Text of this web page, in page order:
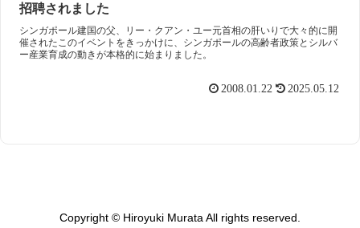
招聘されました
シンガポール建国の父、リー・クアン・ユー元首相の肝いりで大々的に開
催されたこのイベントをきっかけに、シンガポールの高齢者政策とシルバ
ー産業育成の動きが本格的に始まりました。
2008.01.22 2025.05.12
Copyright © Hiroyuki Murata All rights reserved.